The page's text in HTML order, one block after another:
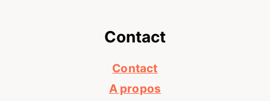
Contact
Contact
A propos